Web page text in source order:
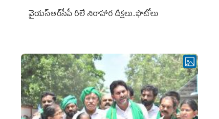
వైయ‌స్ఆర్‌సీపీ రిలే నిరాహార దీక్షలు..ఫొటోలు